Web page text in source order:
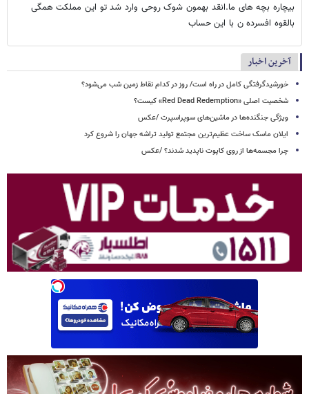
بیچاره بچه های ما.انقد بهمون شوک روحی وارد شد تو این مملکت همگی
بالقوه افسرده ن با این حساب
آخرین اخبار
خورشیدگرفتگی کامل در راه است/ روز در کدام نقاط زمین شب می‌شود؟
شخصیت اصلی «Red Dead Redemption» کیست؟
ویژگی جنگنده‌ها در ماشین‌های سوپراسپرت /عکس
ایلان ماسک ساخت عظیم‌ترین مجتمع تولید تراشه جهان را شروع کرد
چرا مجسمه‌ها از روی کاپوت‌ ناپدید شدند؟ /عکس